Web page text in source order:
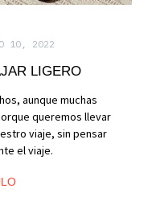
10, 2022
LIGERO
aunque muchas
queremos llevar
viaje, sin pensar
el viaje.